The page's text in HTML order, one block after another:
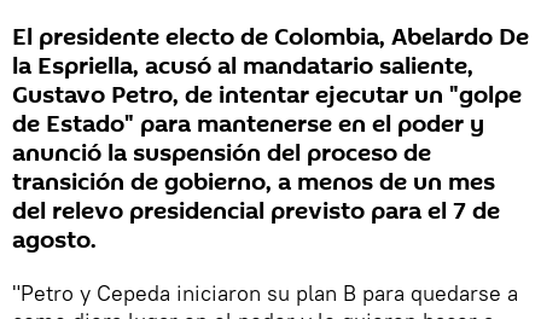
El presidente electo de Colombia, Abelardo De
la Espriella, acusó al mandatario saliente,
Gustavo Petro, de intentar ejecutar un "golpe
de Estado" para mantenerse en el poder y
anunció la suspensión del proceso de
transición de gobierno, a menos de un mes
del relevo presidencial previsto para el 7 de
agosto.
"Petro y Cepeda iniciaron su plan B para quedarse a